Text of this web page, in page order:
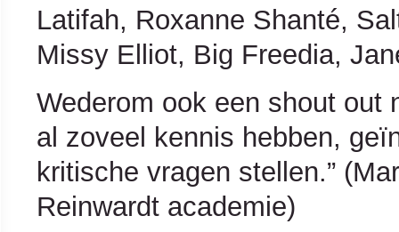
Latifah, Roxanne Shanté,
Missy Elliot, Big Freedia,
Wederom ook een shout out
al zoveel kennis hebben,
kritische vragen stellen.”
Reinwardt academie)